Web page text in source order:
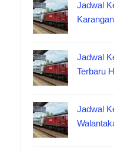
Jadwal
Jadwal
Terbaru
Jadwal